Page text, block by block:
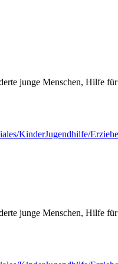
junge Menschen, Hilfe
KinderJugendhilfe/
junge Menschen, Hilfe